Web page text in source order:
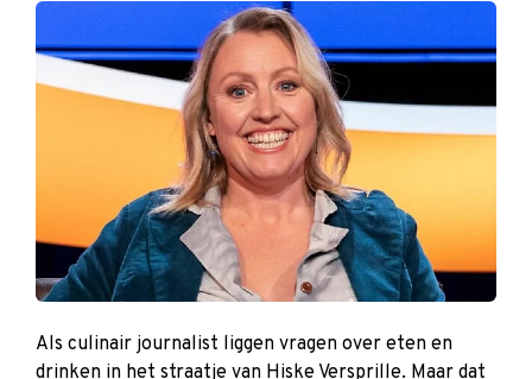
Als culinair journalist liggen vragen over eten en
drinken in het straatje van Hiske Versprille. Maar dat